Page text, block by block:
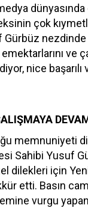
çok
Gürbüz
ve
nice başarılı
memnuniyeti
Sahibi Yusuf
dilekleri için
etti. Basın
vurgu